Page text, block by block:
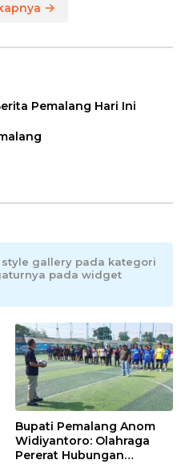
Pemalang Hari Ini
gallery pada kategori
pada widget
Bupati Pemalang Anom
Widiyantoro: Olahraga
Pererat Hubungan